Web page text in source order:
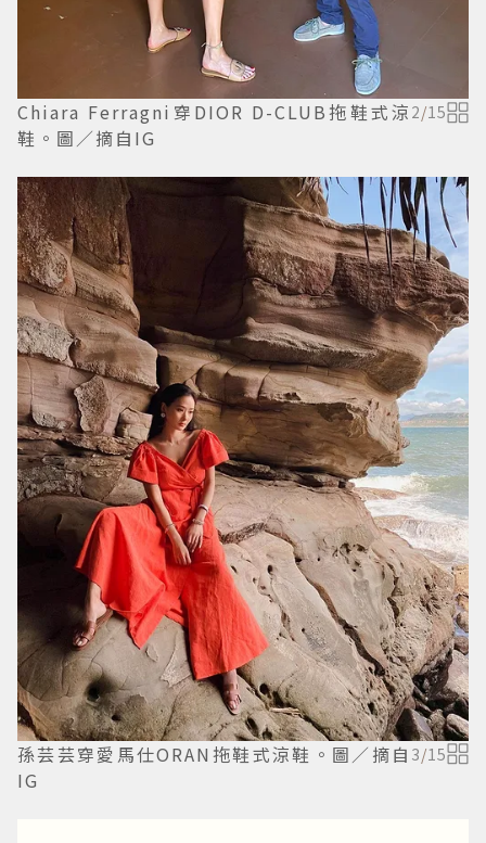
Chiara Ferragni穿DIOR D-CLUB拖鞋式涼
鞋。圖／摘自IG
2/15
孫芸芸穿愛馬仕ORAN拖鞋式涼鞋。圖／摘自
IG
3/15